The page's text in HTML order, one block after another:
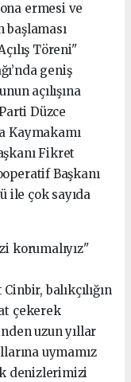
ermesi ve
başlaması
Töreni"
geniş
açılışına
Düzce
Kaymakamı
Fikret
Başkanı
ile çok sayıda
korumalıyız"
balıkçılığın
çekerek
uzun yıllar
uymamız
denizlerimizi